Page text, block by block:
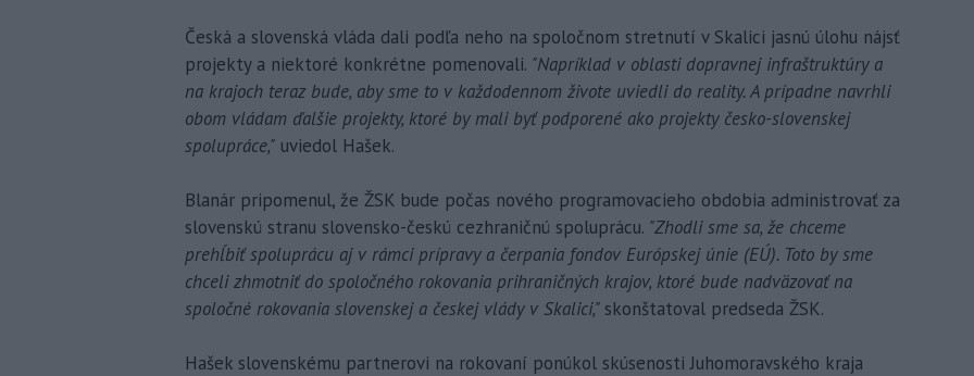
Česká a slovenská vláda dali podľa neho na spoločnom stretnutí v Skalici jasnú úlohu nájsť
projekty a niektoré konkrétne pomenovali. "Napríklad v oblasti dopravnej infraštruktúry a
na krajoch teraz bude, aby sme to v každodennom živote uviedli do reality. A prípadne navrhli
obom vládam ďalšie projekty, ktoré by mali byť podporené ako projekty česko-slovenskej
spolupráce," uviedol Hašek.
Blanár pripomenul, že ŽSK bude počas nového programovacieho obdobia administrovať za
slovenskú stranu slovensko-českú cezhraničnú spoluprácu. "Zhodli sme sa, že chceme
prehĺbiť spoluprácu aj v rámci prípravy a čerpania fondov Európskej únie (EÚ). Toto by sme
chceli zhmotniť do spoločného rokovania prihraničných krajov, ktoré bude nadväzovať na
spoločné rokovania slovenskej a českej vlády v Skalici," skonštatoval predseda ŽSK.
Hašek slovenskému partnerovi na rokovaní ponúkol skúsenosti Juhomoravského kraja